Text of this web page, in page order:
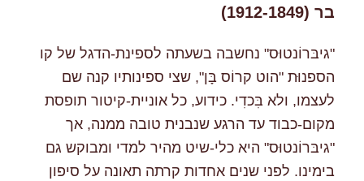
בר (1912-1849)
"גיבּרוֹנטוּס" נחשבה בשעתה לספינת-הדגל של קו
הספנוּת "הוט קרוֹס בָּן", שצי ספינותיו קנה שם
לעצמו, ולא בִּכדִי. כידוע, כל אוניית-קיטור תופסת
מקום-כבוד עד הרגע שנבנית טובה ממנה, אך
"גיבּרוֹנטוּס" היא כלי-שיט מהיר למדי ומבוקש גם
בימינו. לפני שנים אחדות קרתה תאונה על סיפון